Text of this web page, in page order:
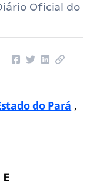
Oficial do
do Pará ,